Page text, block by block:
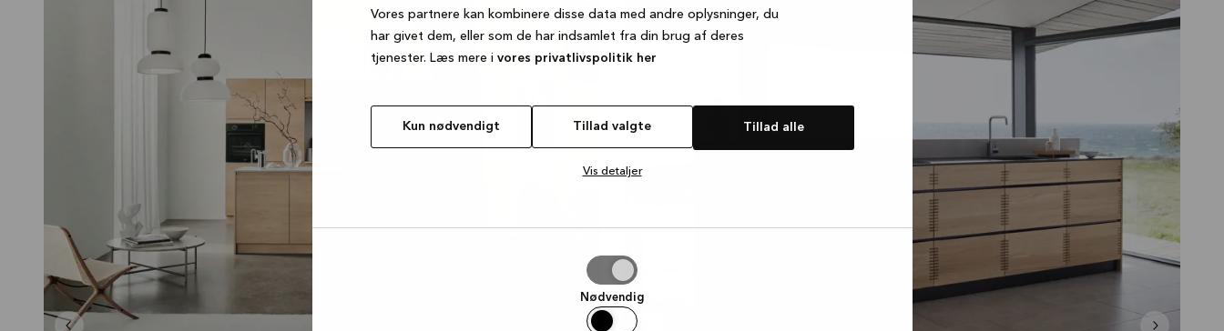
Vores partnere kan kombinere disse data med andre oplysninger, du
har givet dem, eller som de har indsamlet fra din brug af deres
tjenester. Læs mere i vores privatlivspolitik her
Kun nødvendigt Tillad valgte Tillad alle
Vis detaljer
Nødvendig